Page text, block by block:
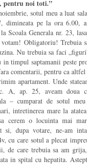
pentru noi toti.”
sotul meu a luat
dimineata pe la ora 6.00,
Scoala Generala nr. 23,
Obligatoriu! Trebuia
Nu trebuia sa faci
in timpul saptamanii peste
comentarii, pentru ca
apartament. Unde
ap. 25, aveam doua
– cumparat de sotul
intretinerea mare la
cerem o locuinta mai
si, dupa votare, ne-am
cu care sotul a plecat
de care trebuia sa am
in spital cu hepatita.